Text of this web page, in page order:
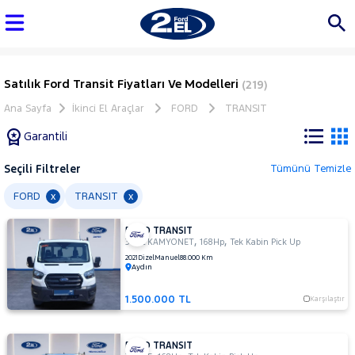
Satılık Ford Transit Fiyatları Ve Modelleri (219)
Ana Sayfa İkinci El Araçlar FORD TRANSIT
Garantili
Tüm
Araçlar
AUDI
BMC
BMW
BYD
Seçili Filtreler Tümünü Temizle
FORD x TRANSIT x
FORD TRANSIT
350L KAMYONET,168Hp,Tek Kabin Pick Up
2021 DizelManuel88.000 Km
Aydın
1.500.000 TL Karşılaştır
FORD TRANSIT